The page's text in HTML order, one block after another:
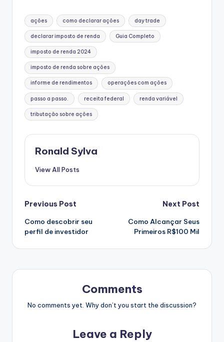
Tags:
ações como declarar ações day trade
declarar imposto de renda Guia Completo
imposto de renda 2024
imposto de renda sobre ações
informe de rendimentos operações com ações
passo a passo. receita federal renda variável
tributação sobre ações
Ronald Sylva
View All Posts
Post
navigation
Previous Post
Como descobrir seu
perfil de investidor
Next Post
Como Alcançar Seus
Primeiros R$100 Mil
Comments
No comments yet. Why don’t you start the discussion?
Leave a Reply